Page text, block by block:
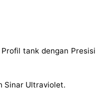
tank dengan Presisi
Sinar Ultraviolet.